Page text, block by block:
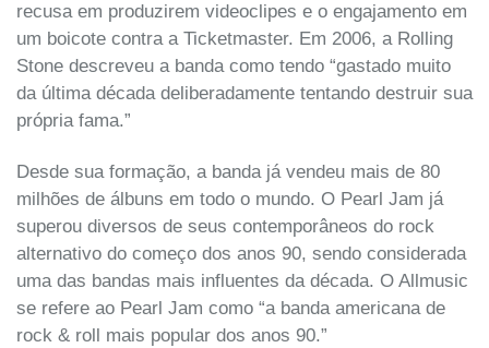
recusa em produzirem videoclipes e o engajamento em
um boicote contra a Ticketmaster. Em 2006, a Rolling
Stone descreveu a banda como tendo “gastado muito
da última década deliberadamente tentando destruir sua
própria fama.”
Desde sua formação, a banda já vendeu mais de 80
milhões de álbuns em todo o mundo. O Pearl Jam já
superou diversos de seus contemporâneos do rock
alternativo do começo dos anos 90, sendo considerada
uma das bandas mais influentes da década. O Allmusic
se refere ao Pearl Jam como “a banda americana de
rock & roll mais popular dos anos 90.”